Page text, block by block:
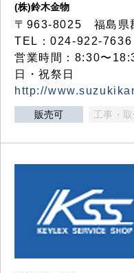
(株)鈴木金物
〒963-8025 福島県
TEL：024-922-
営業時間：8:30〜
日・祝祭日
http://
販売可 工事・